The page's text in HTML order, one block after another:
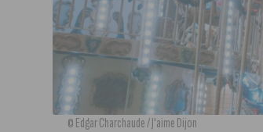
© Edgar Charchaude / J'aime Dijon